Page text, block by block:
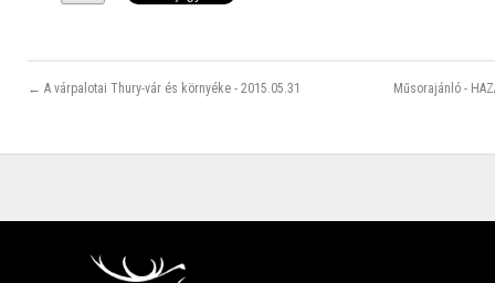
← A várpalotai Thury-vár és környéke - 2015.05.31 Műsorajánló -